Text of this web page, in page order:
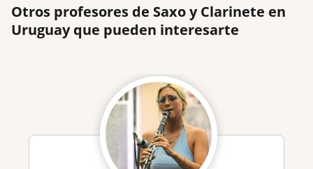
Otros profesores de Saxo y Clarinete en
Uruguay que pueden interesarte